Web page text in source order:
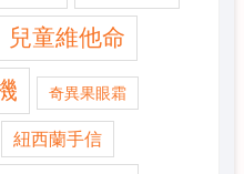
兒童維他命
奇異果眼霜
紐西蘭手信